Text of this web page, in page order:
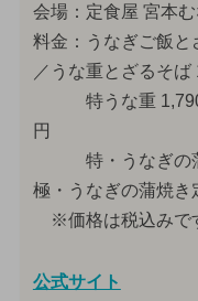
会場：定食屋 宮本
料金：うなぎご飯と
／うな重とざるそば
特うな重 1,790
円
特・うなぎの蒲
極・うなぎの蒲焼き
※価格は税込みで
公式サイト